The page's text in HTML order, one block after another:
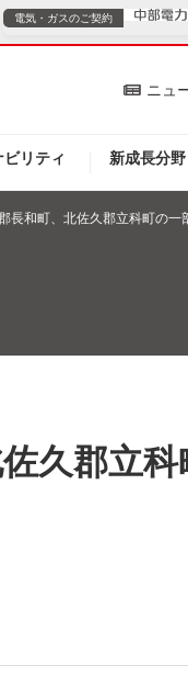
リティ 新成長分
ニュ
ご案内
電気・ガスのご契約
個人のお客さま
長和町、北佐久郡立科町の一
久郡立